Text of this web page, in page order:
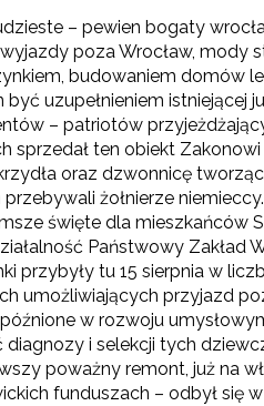
– pewien bogaty
poza Wrocław, mody
budowaniem domów
być uzupełnieniem
– patriotów
sprzedał ten obiekt
oraz dzwonnicę
żołnierze
święte dla mieszkańców
Państwowy
przybyły tu 15 sierpnia w
umożliwiających przyjazd
w rozwoju
diagnozy i selekcji tych
poważny remont, już na
funduszach – odbył się